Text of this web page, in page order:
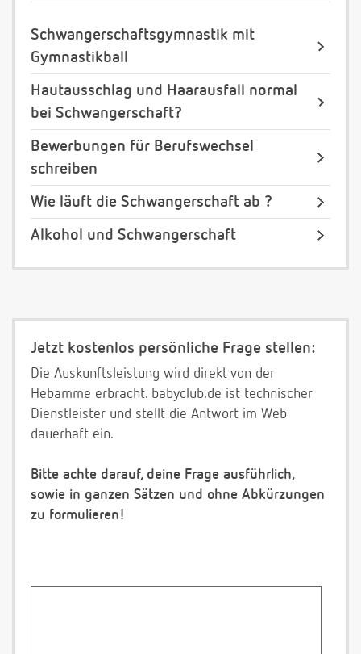
Schwangerschaftsgymnastik mit
Gymnastikball
Hautausschlag und Haarausfall normal
bei Schwangerschaft?
Bewerbungen für Berufswechsel
schreiben
Wie läuft die Schwangerschaft ab ?
Alkohol und Schwangerschaft
Jetzt kostenlos persönliche Frage stellen:
Die Auskunftsleistung wird direkt von der
Hebamme erbracht. babyclub.de ist technischer
Dienstleister und stellt die Antwort im Web
dauerhaft ein.
Bitte achte darauf, deine Frage ausführlich,
sowie in ganzen Sätzen und ohne Abkürzungen
zu formulieren!